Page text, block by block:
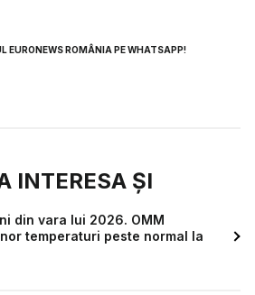
EURONEWS ROMÂNIA PE WHATSAPP!
INTERESA ȘI
din vara lui 2026. OMM
temperaturi peste normal la